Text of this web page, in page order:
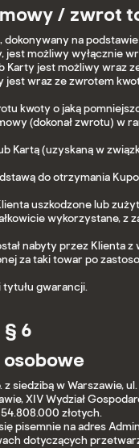
/ zwrot
na
możliwy wyłącznie
jest możliwy
wraz ze zwrotem
kwoty o jaką
(dokonał zwrotu) w
(uzyskaną w
do otrzymania
uszkodzone lub
wykorzystane,
nabyty przez
za taki towar po
gwarancji.
§ 6
osobowe
siedzibą w Warszawie,
XIV Wydział
złotych.
na adres
dotyczących